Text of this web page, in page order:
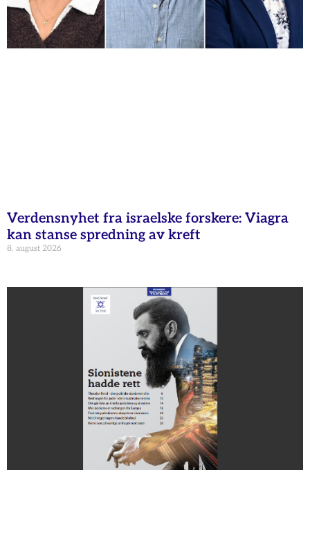
Verdensnyhet fra israelske forskere: Viagra
kan stanse spredning av kreft
8. august 2026